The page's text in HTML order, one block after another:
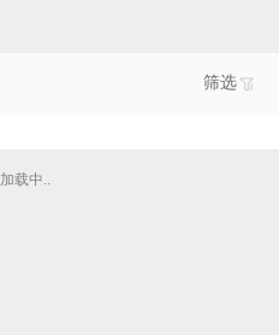
筛选
加载中..